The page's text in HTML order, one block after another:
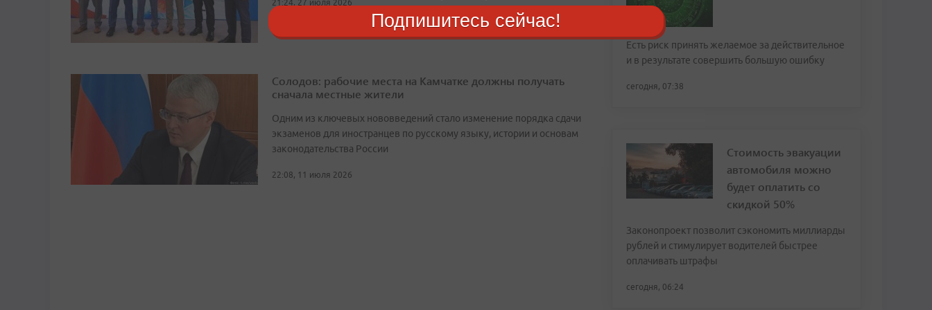
21:24, 27 июля 2026
Солодов: рабочие места на Камчатке должны получать
сначала местные жители
Одним из ключевых нововведений стало изменение порядка сдачи
экзаменов для иностранцев по русскому языку, истории и основам
законодательства России
22:08, 11 июля 2026
Есть риск принять желаемое за действительное
и в результате совершить большую ошибку
сегодня, 07:38
Стоимость эвакуации
автомобиля можно
будет оплатить со
скидкой 50%
Законопроект позволит сэкономить миллиарды
рублей и стимулирует водителей быстрее
оплачивать штрафы
сегодня, 06:24
Подпишитесь сейчас!